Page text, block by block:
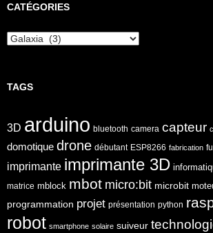
CATÉGORIES
Catégories
TAGS
3D arduino bluetooth camera capteur
domotique drone débutant ESP8266 fabrication
imprimante imprimante 3D
matrice mblock mbot micro:bit microbit
programmation projet présentation python
robot smartphone solaire suiveur